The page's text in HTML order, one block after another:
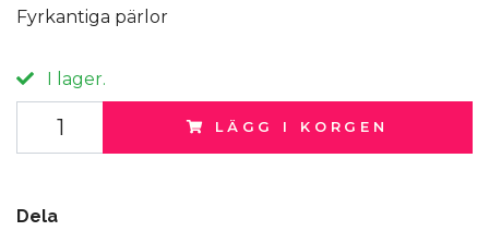
Fyrkantiga pärlor
I lager.
LÄGG I KORGEN
Dela